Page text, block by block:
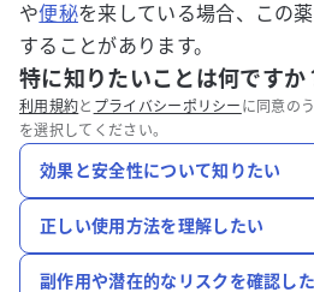
や便秘を来している場合、この
することがあります。
特に知りたいことは何ですか
利用規約と プライバシーポリシー に同意の
を選択してください。
効果と安全性について知りたい
正しい使用方法を理解したい
副作用や潜在的なリスクを確認し